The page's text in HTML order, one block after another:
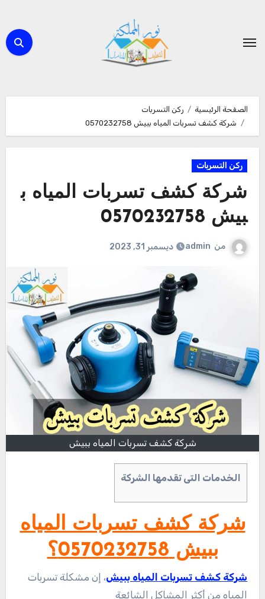
المحتوى
الصفحة الرئيسية
ركن التسربات
شركة كشف تسربات المياه ببيش 0570232758
ركن التسربات
شركة كشف تسربات المياه ب
بيش 0570232758
من admin ديسمبر 31, 2023
شركة كشف تسربات المياه ببيش
الخدمات التى تقدمها الشركة
شركة كشف تسربات المياه
ببيش 0570232758؟
شركة كشف تسربات المياه ببيش، إن مشكلة تسربات
المياه من أكثر المشاكل الشائعة